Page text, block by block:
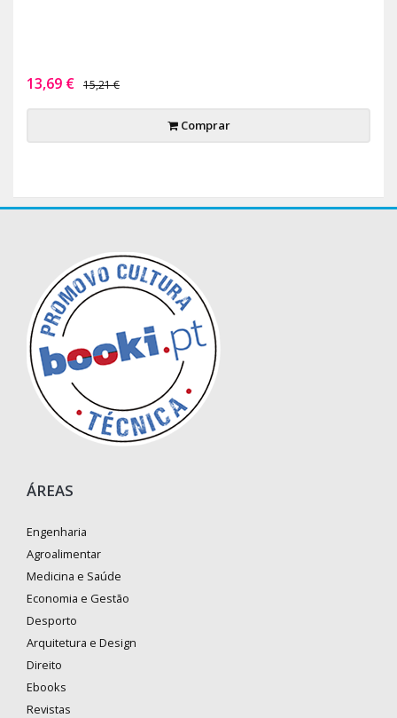
13,69 € 15,21 €
Comprar
ÁREAS
Engenharia
Agroalimentar
Medicina e Saúde
Economia e Gestão
Desporto
Arquitetura e Design
Direito
Ebooks
Revistas